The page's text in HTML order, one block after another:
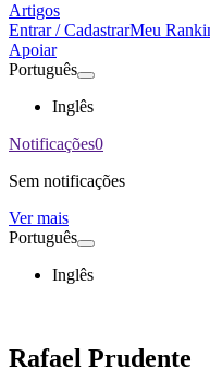
Artigos
Entrar / CadastrarMeu
Apoiar
Português
Inglês
Notificações0
Sem notificações
Ver mais
Português
Inglês
Rafael Prudente